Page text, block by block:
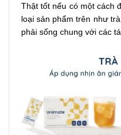
Thật tốt nếu có một cách
loại sản phẩm trên như
phải sống chung với các